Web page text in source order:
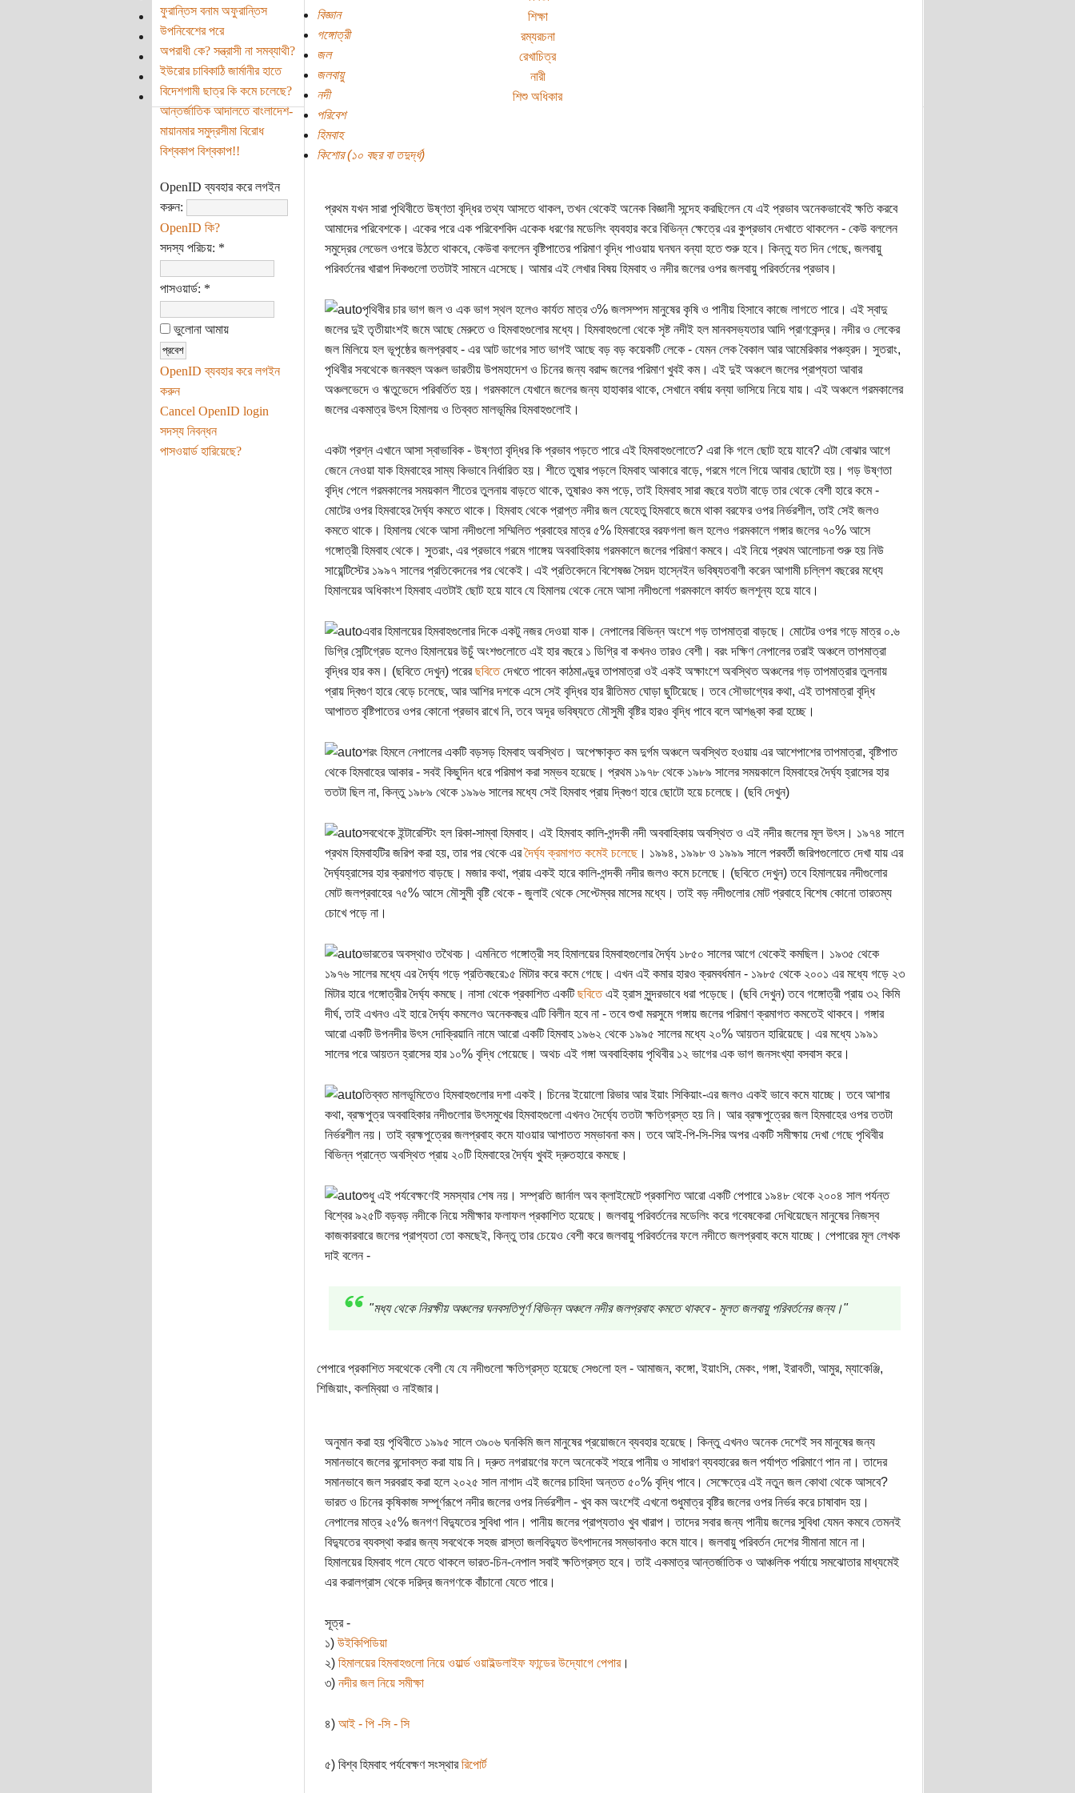
শিক্ষা
রম্যরচনা
রেখাচিত্র
নারী
শিশু অধিকার
ফুরান্তিস বনাম অফুরান্তিস
উপনিবেশের পরে
অপরাধী কে? সন্ত্রাসী না সমব্যাথী?
ইউরোর চাবিকাঠি জার্মানীর হাতে
বিদেশগামী ছাত্র কি কমে চলেছে?
আন্তর্জাতিক আদালতে বাংলাদেশ-
মায়ানমার সমুদ্রসীমা বিরোধ
বিশ্বকাপ বিশ্বকাপ!!
OpenID ব্যবহার করে লগইন
করুন:
OpenID কি?
সদস্য পরিচয়: *
পাসওয়ার্ড: *
ভুলোনা আমায়
OpenID ব্যবহার করে লগইন
করুন
Cancel OpenID login
সদস্য নিবন্ধন
পাসওয়ার্ড হারিয়েছে?
বিজ্ঞান
গঙ্গোত্রী
জল
জলবায়ু
নদী
পরিবেশ
হিমবাহ
কিশোর (১০ বছর বা তদুর্দ্ধ)
প্রথম যখন সারা পৃথিবীতে উষ্ণতা বৃদ্ধির তথ্য আসতে থাকল, তখন থেকেই অনেক বিজ্ঞানী সন্দেহ করছিলেন যে এই প্রভাব অনেকভাবেই ক্ষতি করবে
আমাদের পরিবেশকে। একের পরে এক পরিবেশবিদ একেক ধরণের মডেলিং ব্যবহার করে বিভিন্ন ক্ষেত্রে এর কুপ্রভাব দেখাতে থাকলেন - কেউ বললেন
সমুদ্রের লেভেল ওপরে উঠতে থাকবে, কেউবা বললেন বৃষ্টিপাতের পরিমাণ বৃদ্ধি পাওয়ায় ঘনঘন বন্যা হতে শুরু হবে। কিন্তু যত দিন গেছে, জলবায়ু
পরিবর্তনের খারাপ দিকগুলো ততটাই সামনে এসেছে। আমার এই লেখার বিষয় হিমবাহ ও নদীর জলের ওপর জলবায়ু পরিবর্তনের প্রভাব।
পৃথিবীর চার ভাগ জল ও এক ভাগ স্থল হলেও কার্যত মাত্র ৩% জলসম্পদ মানুষের কৃষি ও পানীয় হিসাবে কাজে লাগতে পারে। এই স্বাদু
জলের দুই তৃতীয়াংশই জমে আছে মেরুতে ও হিমবাহগুলোর মধ্যে। হিমবাহগুলো থেকে সৃষ্ট নদীই হল মানবসভ্যতার আদি প্রাণকেন্দ্র। নদীর ও লেকের
জল মিলিয়ে হল ভূপৃষ্ঠের জলপ্রবাহ - এর আট ভাগের সাত ভাগই আছে বড় বড় কয়েকটি লেকে - যেমন লেক বৈকাল আর আমেরিকার পঞ্চহ্রদ। সুতরাং,
পৃথিবীর সবথেকে জনবহুল অঞ্চল ভারতীয় উপমহাদেশ ও চিনের জন্য বরাদ্দ জলের পরিমাণ খুবই কম। এই দুই অঞ্চলে জলের প্রাপ্যতা আবার
অঞ্চলভেদে ও ঋতুভেদে পরিবর্তিত হয়। গরমকালে যেখানে জলের জন্য হাহাকার থাকে, সেখানে বর্ষায় বন্যা ভাসিয়ে নিয়ে যায়। এই অঞ্চলে গরমকালের
জলের একমাত্র উৎস হিমালয় ও তিব্বত মালভূমির হিমবাহগুলোই।
একটা প্রশ্ন এখানে আসা স্বাভাবিক - উষ্ণতা বৃদ্ধির কি প্রভাব পড়তে পারে এই হিমবাহগুলোতে? এরা কি গলে ছোট হয়ে যাবে? এটা বোঝার আগে
জেনে নেওয়া যাক হিমবাহের সাম্য কিভাবে নির্ধারিত হয়। শীতে তুষার পড়লে হিমবাহ আকারে বাড়ে, গরমে গলে গিয়ে আবার ছোটো হয়। গড় উষ্ণতা
বৃদ্ধি পেলে গরমকালের সময়কাল শীতের তুলনায় বাড়তে থাকে, তুষারও কম পড়ে, তাই হিমবাহ সারা বছরে যতটা বাড়ে তার থেকে বেশী হারে কমে -
মোটের ওপর হিমবাহের দৈর্ঘ্য কমতে থাকে। হিমবাহ থেকে প্রাপ্ত নদীর জল যেহেতু হিমবাহে জমে থাকা বরফের ওপর নির্ভরশীল, তাই সেই জলও
কমতে থাকে। হিমালয় থেকে আসা নদীগুলো সম্মিলিত প্রবাহের মাত্র ৫% হিমবাহের বরফগলা জল হলেও গরমকালে গঙ্গার জলের ৭০% আসে
গঙ্গোত্রী হিমবাহ থেকে। সুতরাং, এর প্রভাবে গরমে গাঙ্গেয় অববাহিকায় গরমকালে জলের পরিমাণ কমবে। এই নিয়ে প্রথম আলোচনা শুরু হয় নিউ
সায়েন্টিস্টের ১৯৯৭ সালের প্রতিবেদনের পর থেকেই। এই প্রতিবেদনে বিশেষজ্ঞ সৈয়দ হাস্নেইন ভবিষ্যতবাণী করেন আগামী চল্লিশ বছরের মধ্যে
হিমালয়ের অধিকাংশ হিমবাহ এতটাই ছোট হয়ে যাবে যে হিমালয় থেকে নেমে আসা নদীগুলো গরমকালে কার্যত জলশূন্য হয়ে যাবে।
এবার হিমালয়ের হিমবাহগুলোর দিকে একটু নজর দেওয়া যাক। নেপালের বিভিন্ন অংশে গড় তাপমাত্রা বাড়ছে। মোটের ওপর গড়ে মাত্র ০.৬
ডিগ্রি সেন্টিগ্রেড হলেও হিমালয়ের উচুঁ অংশগুলোতে এই হার বছরে ১ ডিগ্রি বা কখনও তারও বেশী। বরং দক্ষিণ নেপালের তরাই অঞ্চলে তাপমাত্রা
বৃদ্ধির হার কম। (ছবিতে দেখুন) পরেরছবিতেদেখতে পাবেন কাঠমাণ্ডুর তাপমাত্রা ওই একই অক্ষাংশে অবস্থিত অঞ্চলের গড় তাপমাত্রার তুলনায়
প্রায় দ্বিগুণ হারে বেড়ে চলেছে, আর আশির দশকে এসে সেই বৃদ্ধির হার রীতিমত ঘোড়া ছুটিয়েছে। তবে সৌভাগ্যের কথা, এই তাপমাত্রা বৃদ্ধি
আপাতত বৃষ্টিপাতের ওপর কোনো প্রভাব রাখে নি, তবে অদূর ভবিষ্যতে মৌসুমী বৃষ্টির হারও বৃদ্ধি পাবে বলে আশঙ্কা করা হচ্ছে।
শরং হিমলে নেপালের একটি বড়সড় হিমবাহ অবস্থিত। অপেক্ষাকৃত কম দুর্গম অঞ্চলে অবস্থিত হওয়ায় এর আশেপাশের তাপমাত্রা, বৃষ্টিপাত
থেকে হিমবাহের আকার - সবই কিছুদিন ধরে পরিমাপ করা সম্ভব হয়েছে। প্রথম ১৯৭৮ থেকে ১৯৮৯ সালের সময়কালে হিমবাহের দৈর্ঘ্য হ্রাসের হার
ততটা ছিল না, কিন্তু ১৯৮৯ থেকে ১৯৯৬ সালের মধ্যে সেই হিমবাহ প্রায় দ্বিগুণ হারে ছোটো হয়ে চলেছে। (ছবি দেখুন)
সবথেকে ইন্টারেস্টিং হল রিকা-সাম্বা হিমবাহ। এই হিমবাহ কালি-গন্দকী নদী অববাহিকায় অবস্থিত ও এই নদীর জলের মূল উৎস। ১৯৭৪ সালে
প্রথম হিমবাহটির জরিপ করা হয়, তার পর থেকে এরদৈর্ঘ্য ক্রমাগত কমেই চলেছে। ১৯৯৪, ১৯৯৮ ও ১৯৯৯ সালে পরবর্তী জরিপগুলোতে দেখা যায় এর
দৈর্ঘ্যহ্রাসের হার ক্রমাগত বাড়ছে। মজার কথা, প্রায় একই হারে কালি-গন্দকী নদীর জলও কমে চলেছে। (ছবিতে দেখুন) তবে হিমালয়ের নদীগুলোর
মোট জলপ্রবাহের ৭৫% আসে মৌসুমী বৃষ্টি থেকে - জুলাই থেকে সেপ্টেম্বর মাসের মধ্যে। তাই বড় নদীগুলোর মোট প্রবাহে বিশেষ কোনো তারতম্য
চোখে পড়ে না।
ভারতের অবস্থাও তথৈবচ। এমনিতে গঙ্গোত্রী সহ হিমালয়ের হিমবাহগুলোর দৈর্ঘ্য ১৮৫০ সালের আগে থেকেই কমছিল। ১৯৩৫ থেকে
১৯৭৬ সালের মধ্যে এর দৈর্ঘ্য গড়ে প্রতিবছরে১৫ মিটার করে কমে গেছে। এখন এই কমার হারও ক্রমবর্ধমান - ১৯৮৫ থেকে ২০০১ এর মধ্যে গড়ে ২৩
মিটার হারে গঙ্গোত্রীর দৈর্ঘ্য কমছে। নাসা থেকে প্রকাশিত একটিছবিতেএই হ্রাস সুন্দরভাবে ধরা পড়েছে। (ছবি দেখুন) তবে গঙ্গোত্রী প্রায় ৩২ কিমি
দীর্ঘ, তাই এখনও এই হারে দৈর্ঘ্য কমলেও অনেকবছর এটি বিলীন হবে না - তবে শুখা মরসুমে গঙ্গায় জলের পরিমাণ ক্রমাগত কমতেই থাকবে। গঙ্গার
আরো একটি উপনদীর উৎস দোক্রিয়ানি নামে আরো একটি হিমবাহ ১৯৬২ থেকে ১৯৯৫ সালের মধ্যে ২০% আয়তন হারিয়েছে। এর মধ্যে ১৯৯১
সালের পরে আয়তন হ্রাসের হার ১০% বৃদ্ধি পেয়েছে। অথচ এই গঙ্গা অববাহিকায় পৃথিবীর ১২ ভাগের এক ভাগ জনসংখ্যা বসবাস করে।
তিব্বত মালভূমিতেও হিমবাহগুলোর দশা একই। চিনের ইয়োলো রিভার আর ইয়াং সিকিয়াং-এর জলও একই ভাবে কমে যাচ্ছে। তবে আশার
কথা, ব্রহ্মপুত্র অববাহিকার নদীগুলোর উৎসমুখের হিমবাহগুলো এখনও দৈর্ঘ্যে ততটা ক্ষতিগ্রস্ত হয় নি। আর ব্রহ্মপুত্রের জল হিমবাহের ওপর ততটা
নির্ভরশীল নয়। তাই ব্রহ্মপুত্রের জলপ্রবাহ কমে যাওয়ার আপাতত সম্ভাবনা কম। তবে আই-পি-সি-সির অপর একটি সমীক্ষায় দেখা গেছে পৃথিবীর
বিভিন্ন প্রান্তে অবস্থিত প্রায় ২০টি হিমবাহের দৈর্ঘ্য খুবই দ্রুতহারে কমছে।
শুধু এই পর্যবেক্ষণেই সমস্যার শেষ নয়। সম্প্রতি জার্নাল অব ক্লাইমেটে প্রকাশিত আরো একটি পেপারে ১৯৪৮ থেকে ২০০৪ সাল পর্যন্ত
বিশ্বের ৯২৫টি বড়বড় নদীকে নিয়ে সমীক্ষার ফলাফল প্রকাশিত হয়েছে। জলবায়ু পরিবর্তনের মডেলিং করে গবেষকেরা দেখিয়েছেন মানুষের নিজস্ব
কাজকারবারে জলের প্রাপ্যতা তো কমছেই, কিন্তু তার চেয়েও বেশী করে জলবায়ু পরিবর্তনের ফলে নদীতে জলপ্রবাহ কমে যাচ্ছে। পেপারের মূল লেখক
দাই বলেন -
"মধ্য থেকে নিরক্ষীয় অঞ্চলের ঘনবসতিপূর্ণ বিভিন্ন অঞ্চলে নদীর জলপ্রবাহ কমতে থাকবে - মূলত জলবায়ু পরিবর্তনের জন্য।"
পেপারে প্রকাশিত সবথেকে বেশী যে যে নদীগুলো ক্ষতিগ্রস্ত হয়েছে সেগুলো হল - আমাজন, কঙ্গো, ইয়াংসি, মেকং, গঙ্গা, ইরাবতী, আমুর, ম্যাকেঞ্জি,
শিজিয়াং, কলম্বিয়া ও নাইজার।
অনুমান করা হয় পৃথিবীতে ১৯৯৫ সালে ৩৯০৬ ঘনকিমি জল মানুষের প্রয়োজনে ব্যবহার হয়েছে। কিন্তু এখনও অনেক দেশেই সব মানুষের জন্য
সমানভাবে জলের বন্দোবস্ত করা যায় নি। দ্রুত নগরায়ণের ফলে অনেকেই শহরে পানীয় ও সাধারণ ব্যবহারের জল পর্যাপ্ত পরিমাণে পান না। তাদের
সমানভাবে জল সরবরাহ করা হলে ২০২৫ সাল নাগাদ এই জলের চাহিদা অন্তত ৫০% বৃদ্ধি পাবে। সেক্ষেত্রে এই নতুন জল কোথা থেকে আসবে?
ভারত ও চিনের কৃষিকাজ সম্পূর্ণরূপে নদীর জলের ওপর নির্ভরশীল - খুব কম অংশেই এখনো শুধুমাত্র বৃষ্টির জলের ওপর নির্ভর করে চাষাবাদ হয়।
নেপালের মাত্র ২৫% জনগণ বিদ্যুতের সুবিধা পান। পানীয় জলের প্রাপ্যতাও খুব খারাপ। তাদের সবার জন্য পানীয় জলের সুবিধা যেমন কমবে তেমনই
বিদ্যুতের ব্যবস্থা করার জন্য সবথেকে সহজ রাস্তা জলবিদ্যুত উৎপাদনের সম্ভাবনাও কমে যাবে। জলবায়ু পরিবর্তন দেশের সীমানা মানে না।
হিমালয়ের হিমবাহ গলে যেতে থাকলে ভারত-চিন-নেপাল সবাই ক্ষতিগ্রস্ত হবে। তাই একমাত্র আন্তর্জাতিক ও আঞ্চলিক পর্যায়ে সমঝোতার মাধ্যমেই
এর করালগ্রাস থেকে দরিদ্র জনগণকে বাঁচানো যেতে পারে।
সূত্র -
১) উইকিপিডিয়া
২) হিমালয়ের হিমবাহগুলো নিয়ে ওয়ার্ল্ড ওয়াইল্ডলাইফ ফান্ডের উদ্যোগে পেপার।
৩) নদীর জল নিয়ে সমীক্ষা
৪) আই - পি -সি - সি
৫) বিশ্ব হিমবাহ পর্যবেক্ষণ সংস্থাররিপোর্ট